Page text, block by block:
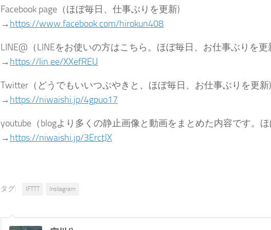
Facebook page（ほぼ毎日、仕事ぶりを更新)
→https://www.facebook.com/hirokun408
LINE@（LINEをお使いの方はこちら。ほぼ毎日、お仕事ぶりを更
→https://lin.ee/XXefREU
Twitter（どうでもいいつぶやきと、ほぼ毎日、お仕事ぶりを更新)
→https://niwaishi.jp/4gpuo17
youtube（blogより多くの静止画像と動画をまとめた内容です。
→https://niwaishi.jp/3ErctJX
タグ: IFTTT Instagram